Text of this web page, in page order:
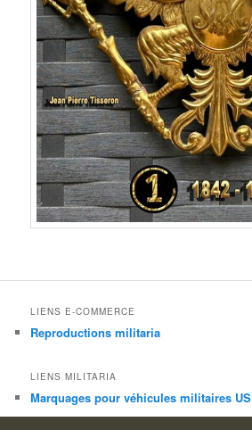
LIENS E-COMMERCE
Reproductions militaria
LIENS MILITARIA
Marquages pour véhicules militaires US